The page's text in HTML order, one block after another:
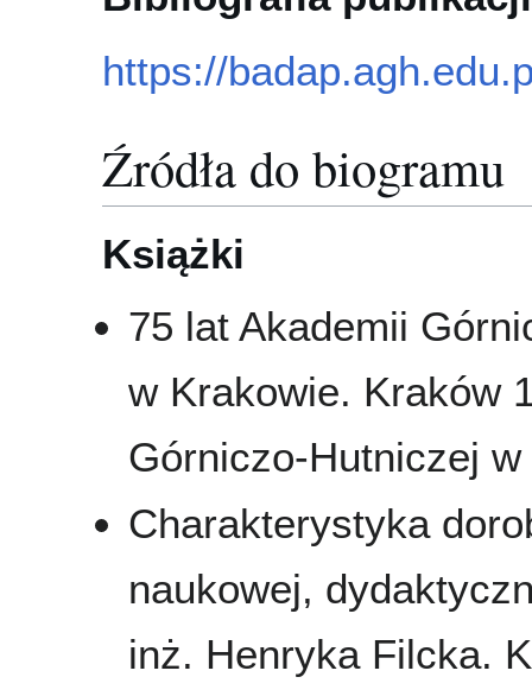
https://
Źródła do biogramu
Książki
75 lat Akademii
w Krakowie. Kraków
Górniczo-Hutniczej
Charakterystyka
naukowej,
inż. Henryka Filcka.